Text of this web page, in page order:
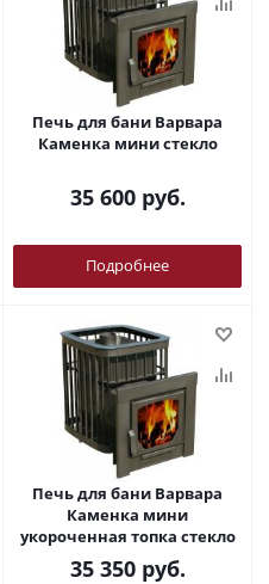
Печь для бани Варвара
Каменка мини стекло
35 600руб.
Подробнее
Печь для бани Варвара
Каменка мини
укороченная топка стекло
35 350руб.